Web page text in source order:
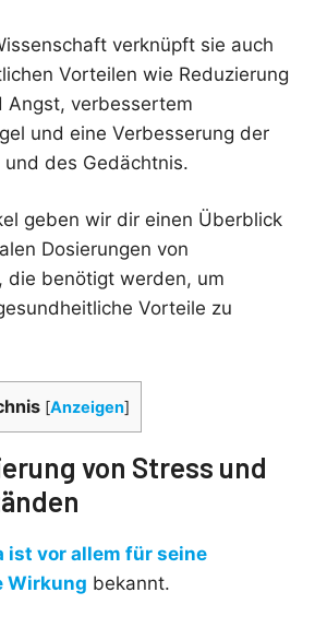
verknüpft sie auch
Vorteilen wie Reduzierung
Angst, verbessertem
und eine Verbesserung der
des Gedächtnis.
geben wir dir einen Überblick
Dosierungen von
die benötigt werden, um
Vorteile zu
[Anzeigen]
von Stress und
ist vor allem für seine
Wirkung bekannt.